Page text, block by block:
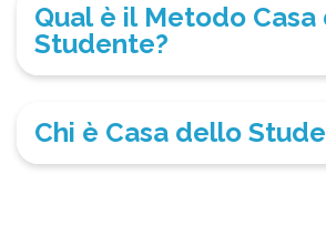
Qual è il Metodo
Studente?
Chi è Casa dello